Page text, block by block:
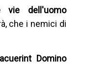
vie dell'uomo
che i nemici di
Domino